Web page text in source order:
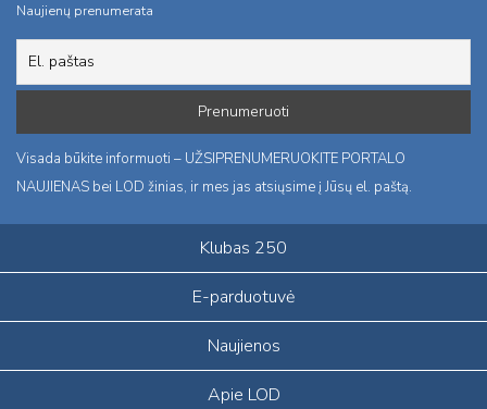
Naujienų prenumerata
Visada būkite informuoti – UŽSIPRENUMERUOKITE PORTALO
NAUJIENAS bei LOD žinias, ir mes jas atsiųsime į Jūsų el. paštą.
Klubas 250
E-parduotuvė
Naujienos
Apie LOD